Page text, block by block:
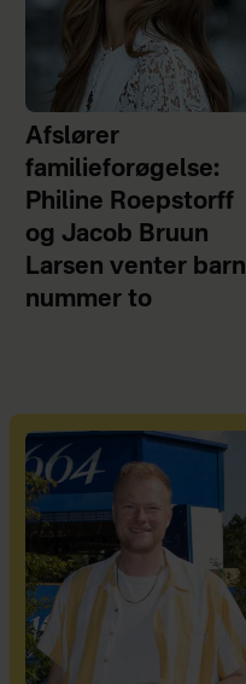
Afslører
familieforøgelse:
Philine Roepstorff
og Jacob Bruun
Larsen venter barn
nummer to